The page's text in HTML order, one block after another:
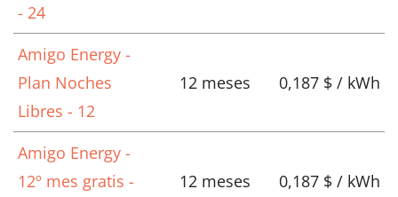
- 24
Amigo Energy -
Plan Noches
Libres - 12
12 meses 0,187 $ / kWh
Amigo Energy -
12º mes gratis -
12 meses 0,187 $ / kWh